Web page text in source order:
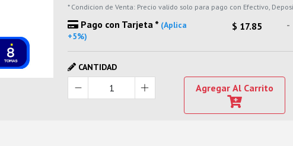
* Condicion de Venta: Precio valido solo para pago con Efectivo,
Pago con Tarjeta * (Aplica
+5%)
$ 17.85 -
CANTIDAD
Agregar Al Carrito